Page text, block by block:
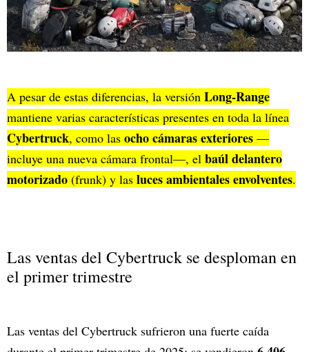
A pesar de estas diferencias, la versión Long-Range
mantiene varias características presentes en toda la línea
Cybertruck, como las ocho cámaras exteriores —
incluye una nueva cámara frontal—, el baúl delantero
motorizado (frunk) y las luces ambientales envolventes.
Las ventas del Cybertruck se desploman en
el primer trimestre
Las ventas del Cybertruck sufrieron una fuerte caída